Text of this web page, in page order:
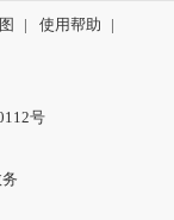
| 使用帮助
|
号